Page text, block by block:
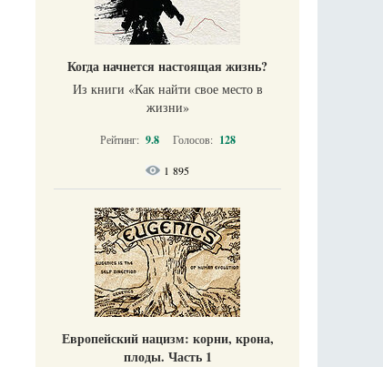
Когда начнется настоящая жизнь?
Из книги «Как найти свое место в
жизни​»
Рейтинг: 9.8 Голосов: 128
1 895
Европейский нацизм: корни, крона,
плоды. Часть 1